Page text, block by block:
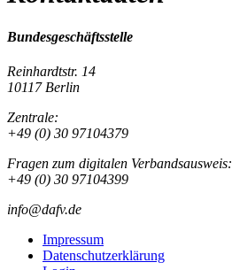
Bundesgeschäftsstelle
Reinhardtstr. 14
10117 Berlin
Zentrale:
+49 (0) 30 97104379
Fragen zum digitalen Verbandsausweis:
+49 (0) 30 97104399
info@dafv.de
Impressum
Datenschutzerklärung